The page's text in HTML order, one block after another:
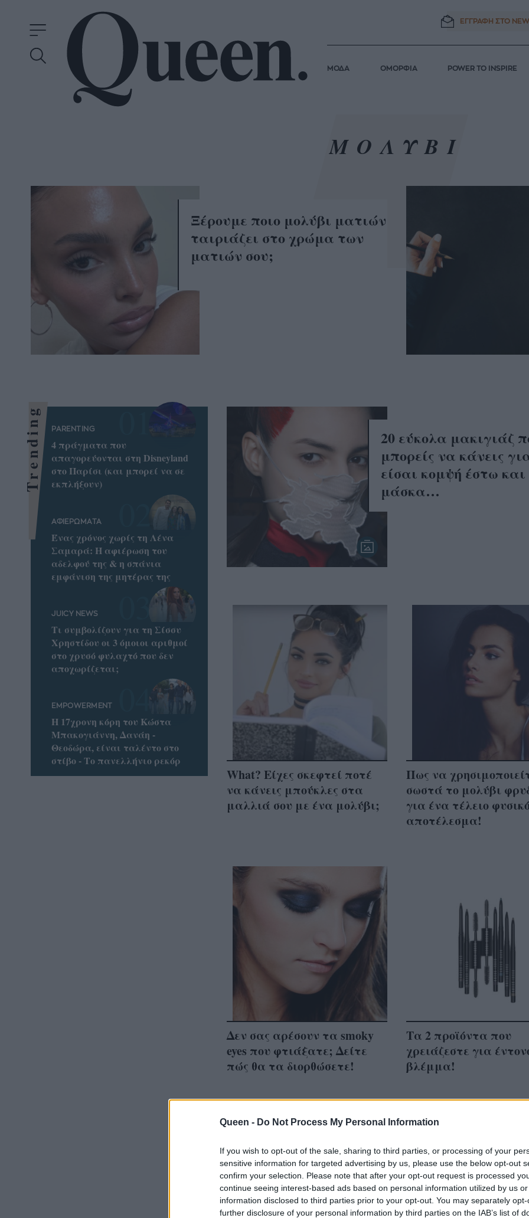
Queen - Do Not Process My Personal Information
If you wish to opt-out of the sale, sharing to third parties, or processing of your
sensitive information for targeted advertising by us, please use the below opt-out
confirm your selection. Please note that after your opt-out request is processed
continue seeing interest-based ads based on personal information utilized by us
information disclosed to third parties prior to your opt-out. You may separately
further disclosure of your personal information by third parties on the IAB’s list of
ΕΓΓΡΑΦΗ ΣΤΟ
ΜΟΔΑ ΟΜΟΡΦΙΑ POWER TO INSPIRE
ΜΟΛΥΒΙ
Ξέρουμε ποιο μολύβι ματιών
ταιριάζει στο χρώμα των
ματιών σου;
20 εύκολα μακιγιάζ
μπορείς να κάνεις
είσαι κομψή έστω
μάσκα…
What? Είχες σκεφτεί ποτέ
να κάνεις μπούκλες στα
μαλλιά σου με ένα μολύβι;
Πως να
σωστά το μολύβι
για ένα τέλειο
αποτέλεσμα!
Δεν σας αρέσουν τα smoky
eyes που φτιάξατε; Δείτε
πώς θα τα διορθώσετε!
Τα 2 προϊόντα που
χρειάζεστε για
βλέμμα!
Ένα προϊόν, δύο χρήσεις!
Trending PARENTING
4 πράγματα που
απαγορεύονται στη Disneyland
στο Παρίσι (και μπορεί να σε
εκπλήξουν)
ΑΦΙΕΡΩΜΑΤΑ
Ένας χρόνος χωρίς τη Λένα
Σαμαρά: Η αφιέρωση του
αδελφού της & η σπάνια
εμφάνιση της μητέρας της
JUICY NEWS
Τι συμβολίζουν για τη Σίσσυ
Χρηστίδου οι 3 όμοιοι αριθμοί
στο χρυσό φυλαχτό που δεν
αποχωρίζεται;
EMPOWERMENT
Η 17χρονη κόρη του Κώστα
Μπακογιάννη, Δανάη -
Θεοδώρα, είναι ταλέντο στο
στίβο - Το πανελλήνιο ρεκόρ